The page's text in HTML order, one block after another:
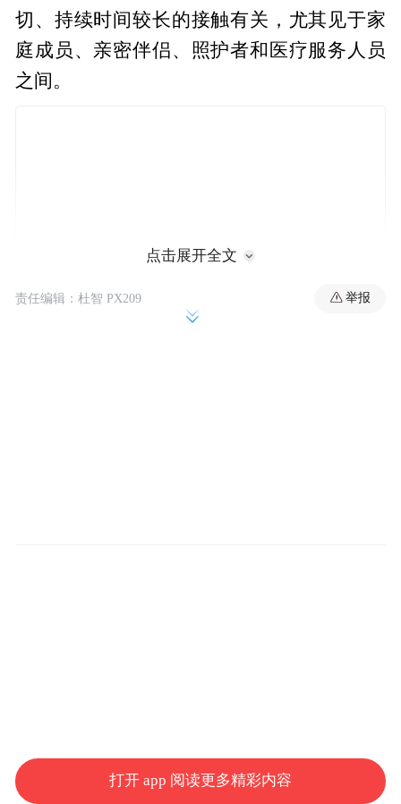
切、持续时间较长的接触有关，尤其见于家
庭成员、亲密伴侣、照护者和医疗服务人员
之间。
点击展开全文
责任编辑：杜智 PX209 举报
打开 app 阅读更多精彩内容